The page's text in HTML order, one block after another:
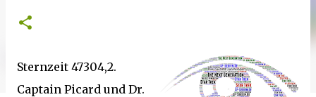
Sternzeit 47304,2.
Captain Picard und Dr.